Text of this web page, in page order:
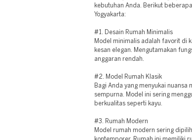
kebutuhan Anda. Berikut
Yogyakarta:
#1. Desain Rumah Minimalis
Model minimalis adalah favorit di
kesan elegan. Mengutamakan
anggaran rendah.
#2. Model Rumah Klasik
Bagi Anda yang menyukai nuansa
sempurna. Model ini sering
berkualitas seperti kayu.
#3. Rumah Modern
Model rumah modern sering